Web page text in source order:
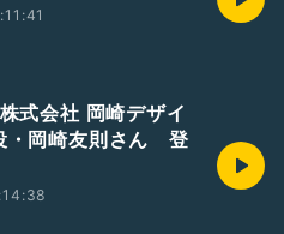
式会社 岡崎デザイ
・岡崎友則さん 登